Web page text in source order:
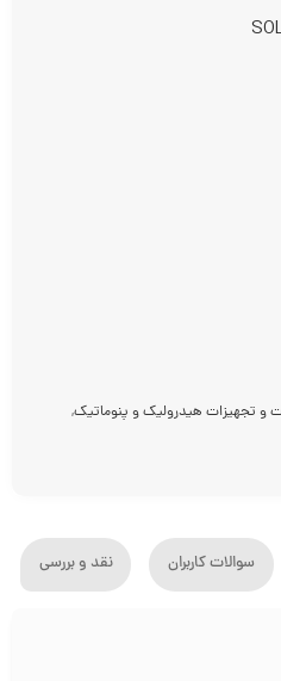
و تجهیزات هیدرولیک و پنوماتیک,
سوالات کاربران نقد و بررسی